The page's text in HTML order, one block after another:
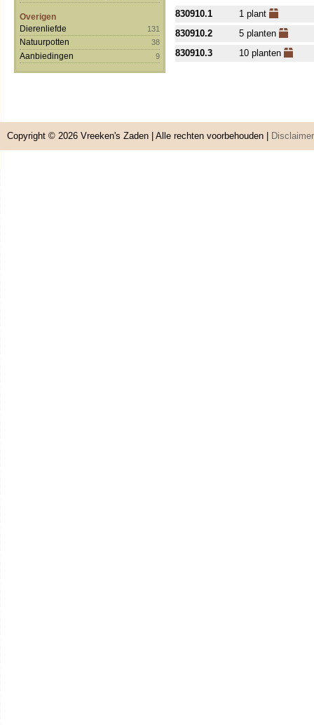
Overigen
Dierenliefde
131
Natuurpotten 38
Aanbiedingen 9
830910.1
1 plant
830910.2
5 planten
830910.3
10 planten
Copyright © 2026 Vreeken's Zaden | Alle rechten voorbehouden | Disclaimer